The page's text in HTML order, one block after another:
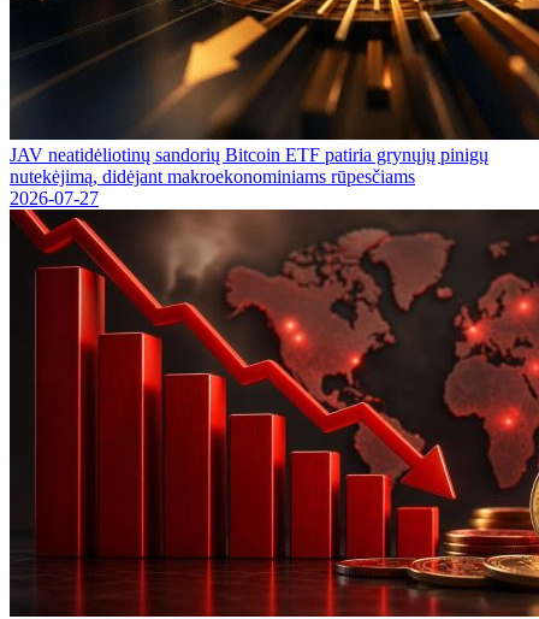
JAV neatidėliotinų sandorių Bitcoin ETF patiria grynųjų pinigų
nutekėjimą, didėjant makroekonominiams rūpesčiams
2026-07-27